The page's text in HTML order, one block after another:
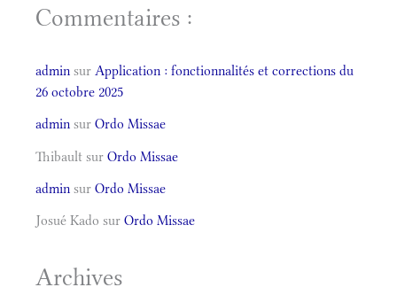
Commentaires :
admin sur Application : fonctionnalités et corrections du
26 octobre 2025
admin sur Ordo Missae
Thibault sur Ordo Missae
admin sur Ordo Missae
Josué Kado sur Ordo Missae
Archives